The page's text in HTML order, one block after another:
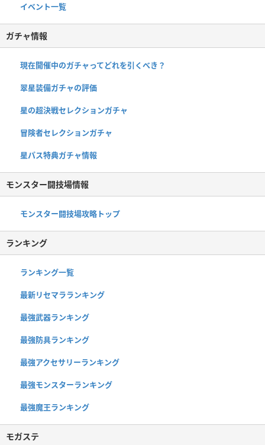
イベント一覧
ガチャ情報
現在開催中のガチャってどれを引くべき？
翠星装備ガチャの評価
星の超決戦セレクションガチャ
冒険者セレクションガチャ
星パス特典ガチャ情報
モンスター闘技場情報
モンスター闘技場攻略トップ
ランキング
ランキング一覧
最新リセマラランキング
最強武器ランキング
最強防具ランキング
最強アクセサリーランキング
最強モンスターランキング
最強魔王ランキング
モガステ